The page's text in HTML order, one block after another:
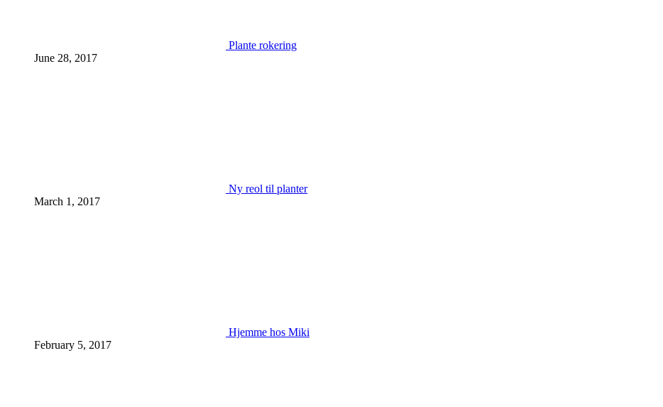
Plante rokering
June 28, 2017
Ny reol til planter
March 1, 2017
Hjemme hos Miki
February 5, 2017